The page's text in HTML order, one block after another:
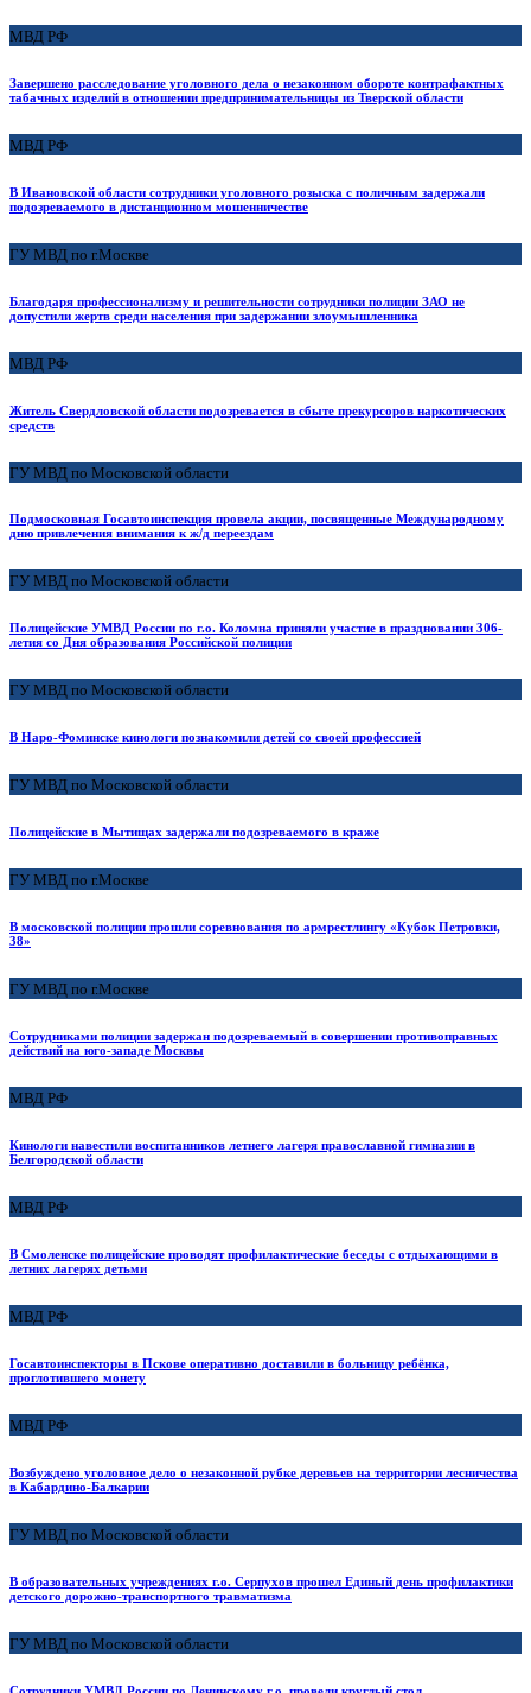
МВД РФ
Завершено расследование уголовного дела о незаконном обороте контрафактных
табачных изделий в отношении предпринимательницы из Тверской области
МВД РФ
В Ивановской области сотрудники уголовного розыска с поличным задержали
подозреваемого в дистанционном мошенничестве
ГУ МВД по г.Москве
Благодаря профессионализму и решительности сотрудники полиции ЗАО не
допустили жертв среди населения при задержании злоумышленника
МВД РФ
Житель Свердловской области подозревается в сбыте прекурсоров наркотических
средств
ГУ МВД по Московской области
Подмосковная Госавтоинспекция провела акции, посвященные Международному
дню привлечения внимания к ж/д переездам
ГУ МВД по Московской области
Полицейские УМВД России по г.о. Коломна приняли участие в праздновании 306-
летия со Дня образования Российской полиции
ГУ МВД по Московской области
В Наро-Фоминске кинологи познакомили детей со своей профессией
ГУ МВД по Московской области
Полицейские в Мытищах задержали подозреваемого в краже
ГУ МВД по г.Москве
В московской полиции прошли соревнования по армрестлингу «Кубок Петровки,
38»
ГУ МВД по г.Москве
Сотрудниками полиции задержан подозреваемый в совершении противоправных
действий на юго-западе Москвы
МВД РФ
Кинологи навестили воспитанников летнего лагеря православной гимназии в
Белгородской области
МВД РФ
В Смоленске полицейские проводят профилактические беседы с отдыхающими в
летних лагерях детьми
МВД РФ
Госавтоинспекторы в Пскове оперативно доставили в больницу ребёнка,
проглотившего монету
МВД РФ
Возбуждено уголовное дело о незаконной рубке деревьев на территории лесничества
в Кабардино-Балкарии
ГУ МВД по Московской области
В образовательных учреждениях г.о. Серпухов прошел Единый день профилактики
детского дорожно-транспортного травматизма
ГУ МВД по Московской области